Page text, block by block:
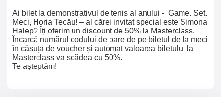
Ai bilet la demonstrativul de tenis al anului - Game. Set.
Meci, Horia Tecău! – al cărei invitat special este Simona
Halep? Îți oferim un discount de 50% la Masterclass.
Încarcă numărul codului de bare de pe biletul de la meci
în căsuța de voucher și automat valoarea biletului la
Masterclass va scădea cu 50%.
Te așteptăm!